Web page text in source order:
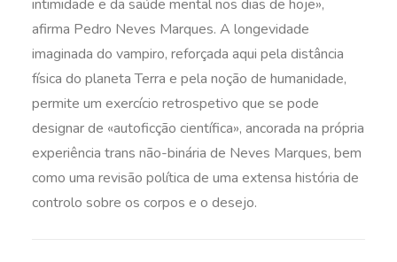
intimidade e da saúde mental nos dias de hoje»,
afirma Pedro Neves Marques. A longevidade
imaginada do vampiro, reforçada aqui pela distância
física do planeta Terra e pela noção de humanidade,
permite um exercício retrospetivo que se pode
designar de «autoficção científica», ancorada na própria
experiência trans não-binária de Neves Marques, bem
como uma revisão política de uma extensa história de
controlo sobre os corpos e o desejo.